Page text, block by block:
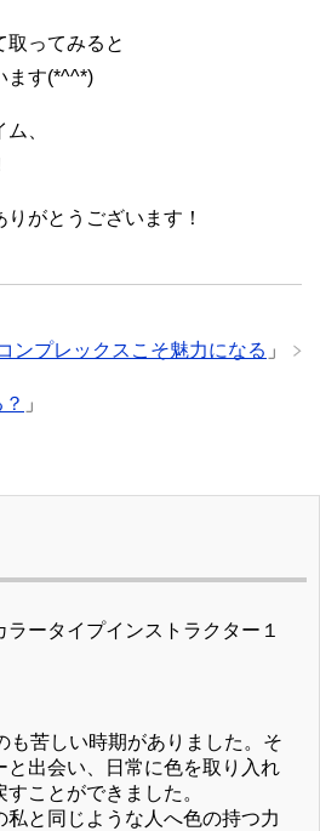
取ってみると
ます(*^^*)
、
がとうございます！
ンプレックスこそ魅力になる 」
」
ータイプインストラクター１
も苦しい時期がありました。そ
と出会い、日常に色を取り入れ
ことができました。
私と同じような人へ色の持つ力